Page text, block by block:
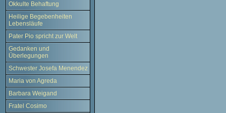
Okkulte Behaftung
Heilige Begebenheiten
Lebensläufe
Pater Pio spricht zur Welt
Gedanken und
Überlegungen
Schwester Josefa Menendez
Maria von Agreda
Barbara Weigand
Fratel Cosimo